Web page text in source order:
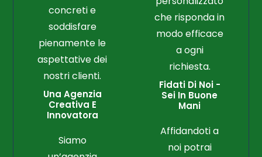
concreti e
soddisfare
pienamente le
aspettative dei
nostri clienti.
Una Agenzia
Creativa E
Innovatora
Siamo
che risponda in
modo efficace
a ogni
richiesta.
Fidati Di Noi -
Sei In Buone
Mani
Affidandoti a
noi potrai